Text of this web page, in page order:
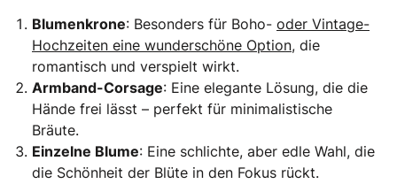
Blumenkrone: Besonders für Boho- oder Vintage-
Hochzeiten eine wunderschöne Option, die
romantisch und verspielt wirkt.
Armband-Corsage: Eine elegante Lösung, die die
Hände frei lässt – perfekt für minimalistische
Bräute.
Einzelne Blume: Eine schlichte, aber edle Wahl, die
die Schönheit der Blüte in den Fokus rückt.